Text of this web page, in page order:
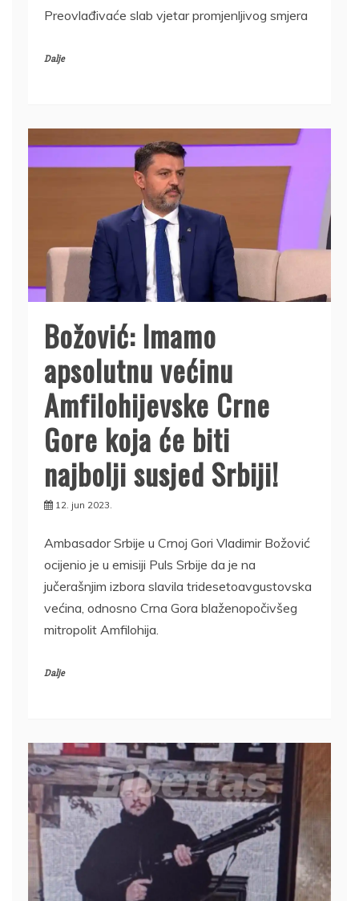
Preovlađivaće slab vjetar promjenljivog smjera
Dalje
Božović: Imamo
apsolutnu većinu
Amfilohijevske Crne
Gore koja će biti
najbolji susjed Srbiji!
12. jun 2023.
Ambasador Srbije u Crnoj Gori Vladimir Božović
ocijenio je u emisiji Puls Srbije da je na
jučerašnjim izbora slavila tridesetoavgustovska
većina, odnosno Crna Gora blaženopočivšeg
mitropolit Amfilohija.
Dalje